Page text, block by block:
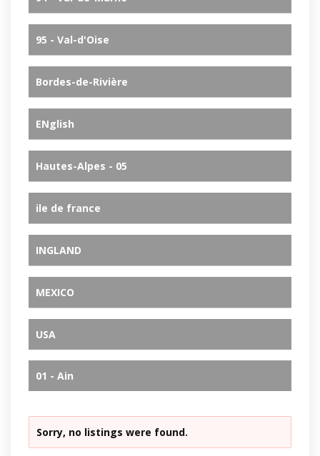
95 - Val-d'Oise
Bordes-de-Rivière
ENglish
Hautes-Alpes - 05
ile de france
INGLAND
MEXICO
USA
01 - Ain
Sorry, no listings were found.